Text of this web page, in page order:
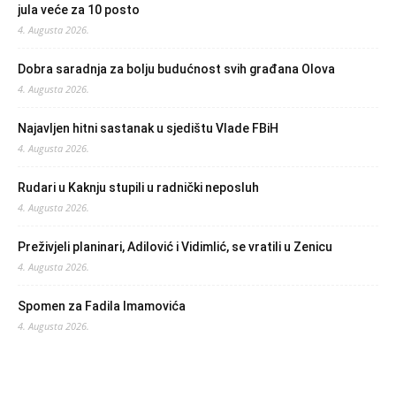
jula veće za 10 posto
4. Augusta 2026.
Dobra saradnja za bolju budućnost svih građana Olova
4. Augusta 2026.
Najavljen hitni sastanak u sjedištu Vlade FBiH
4. Augusta 2026.
Rudari u Kaknju stupili u radnički neposluh
4. Augusta 2026.
Preživjeli planinari, Adilović i Vidimlić, se vratili u Zenicu
4. Augusta 2026.
Spomen za Fadila Imamovića
4. Augusta 2026.